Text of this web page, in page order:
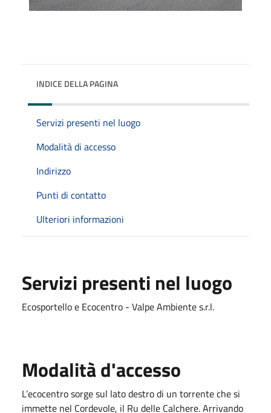
INDICE DELLA PAGINA
Servizi presenti nel luogo
Modalità di accesso
Indirizzo
Punti di contatto
Ulteriori informazioni
Servizi presenti nel luogo
Ecosportello e Ecocentro - Valpe Ambiente s.r.l.
Modalità d'accesso
L’ecocentro sorge sul lato destro di un torrente che si
immette nel Cordevole, il Ru delle Calchere. Arrivando